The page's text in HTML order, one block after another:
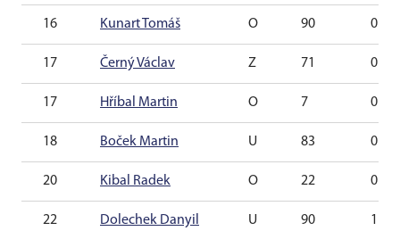
16 Kunart Tomáš O 90 0
17 Černý Václav Z 71 0
17 Hříbal Martin O 7 0
18 Boček Martin U 83 0
20 Kibal Radek O 22 0
22 Dolechek Danyil U 90 1